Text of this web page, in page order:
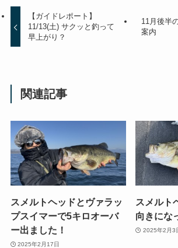
【ガイドレポート】
11/13(土) サクッと釣って
早上がり？
11月後半
案内
関連記事
スメルトヘッドとヴァラッ
プスイマーで5キロオーバ
ー出ました！
2025年2月17日
スメルト
向きにな
2025年2月3